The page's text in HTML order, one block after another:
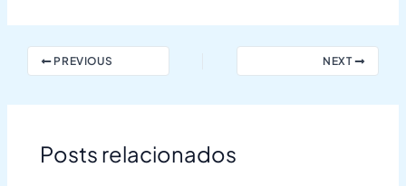
PREVIOUS NEXT
Posts relacionados